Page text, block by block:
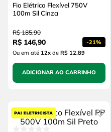
Fio Elétrico Flexível 750V
100m Sil Cinza
R$ 185,90
R$ 146,90 -21%
Ou em até 12xde R$ 12,89
ADICIONAR AO CARRINHO